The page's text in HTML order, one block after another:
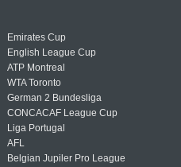
Emirates Cup
English League Cup
ATP Montreal
WTA Toronto
German 2 Bundesliga
CONCACAF League Cup
Liga Portugal
AFL
Belgian Jupiler Pro League